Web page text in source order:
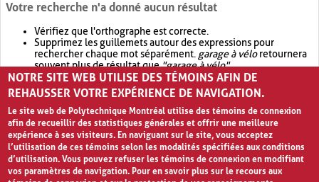
Votre recherche n'a donné aucun résultat
Vérifiez que l'orthographe est correcte.
Supprimez les guillemets autour des expressions pour
rechercher chaque mot séparément. garage à véloretournera
souvent plus de résultat que"garage à vélo".
Envisagez d'élargir votre recherche avec OR.garage OR vélo
retournera souvent plus de résultat quegarage à vélo
NOTRE SITE WEB UTILISE DES TÉMOINS AFIN DE
REHAUSSER VOTRE EXPÉRIENCE DE NAVIGATION.
Le site web de Polytechnique Montréal utilise des témoins de connexion
afin de recueillir des statistiques générales et offrir une meilleure
expérience à ses visiteurs. En naviguant sur le site, vous acceptez
l’utilisation de ces témoins selon les modalités spécifiées aux conditions
d’utilisation. Vous pouvez refuser les témoins de connexion en modifiant
vos paramètres de navigation. Pour en savoir plus sur le recours aux